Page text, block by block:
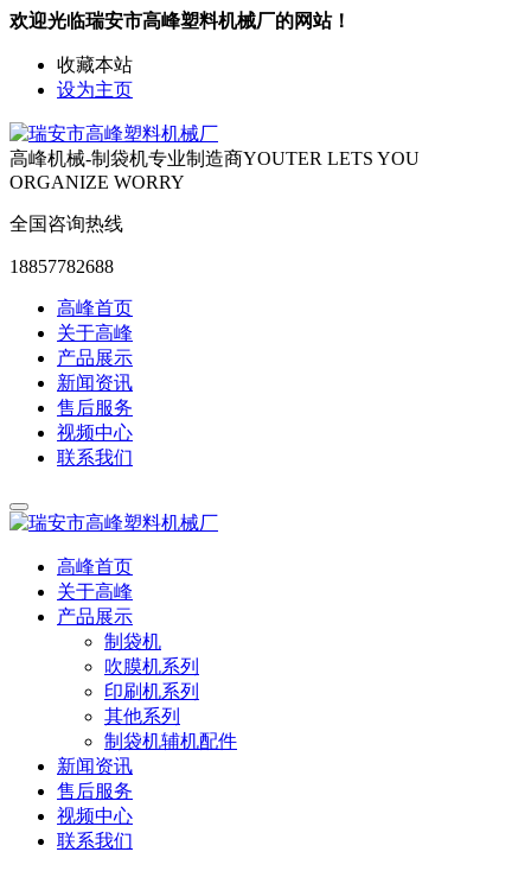
欢迎光临瑞安市高峰塑料机械厂的网站！
收藏本站
设为主页
高峰机械-制袋机专业制造商YOUTER LETS YOU
ORGANIZE WORRY
全国咨询热线
18857782688
高峰首页
关于高峰
产品展示
新闻资讯
售后服务
视频中心
联系我们
高峰首页
关于高峰
产品展示
制袋机
吹膜机系列
印刷机系列
其他系列
制袋机辅机配件
新闻资讯
售后服务
视频中心
联系我们